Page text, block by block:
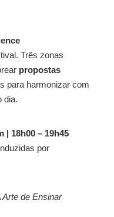
Três zonas
propostas
para harmonizar com
dia.
| 18h00 – 19h45
por
Arte de Ensinar